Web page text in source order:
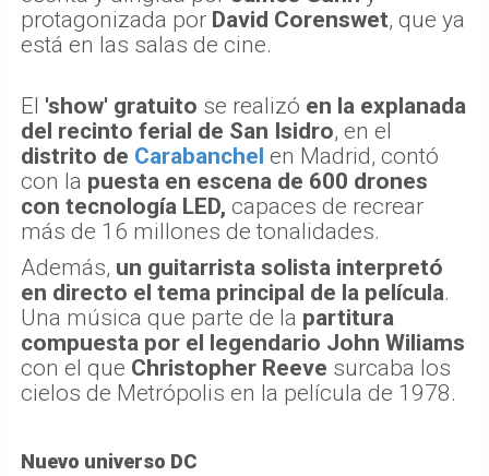
protagonizada por David Corenswet, que ya
está en las salas de cine.
El 'show' gratuito se realizó en la explanada
del recinto ferial de San Isidro, en el
distrito de Carabanchel en Madrid, contó
con la puesta en escena de 600 drones
con tecnología LED, capaces de recrear
más de 16 millones de tonalidades.
Además, un guitarrista solista interpretó
en directo el tema principal de la película.
Una música que parte de la partitura
compuesta por el legendario John Wiliams
con el que Christopher Reeve surcaba los
cielos de Metrópolis en la película de 1978.
Nuevo universo DC